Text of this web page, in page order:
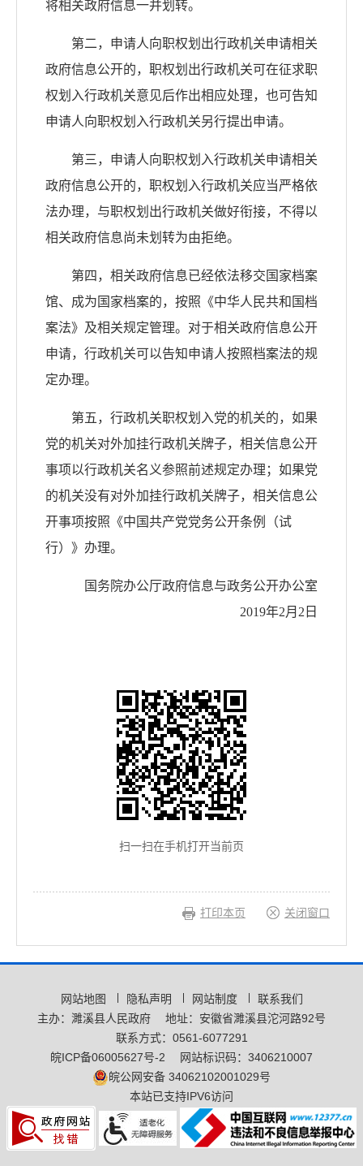
将相关政府信息一并划转。
第二，申请人向职权划出行政机关申请相关
政府信息公开的，职权划出行政机关可在征求职
权划入行政机关意见后作出相应处理，也可告知
申请人向职权划入行政机关另行提出申请。
第三，申请人向职权划入行政机关申请相关
政府信息公开的，职权划入行政机关应当严格依
法办理，与职权划出行政机关做好衔接，不得以
相关政府信息尚未划转为由拒绝。
第四，相关政府信息已经依法移交国家档案
馆、成为国家档案的，按照《中华人民共和国档
案法》及相关规定管理。对于相关政府信息公开
申请，行政机关可以告知申请人按照档案法的规
定办理。
第五，行政机关职权划入党的机关的，如果
党的机关对外加挂行政机关牌子，相关信息公开
事项以行政机关名义参照前述规定办理；如果党
的机关没有对外加挂行政机关牌子，相关信息公
开事项按照《中国共产党党务公开条例（试
行）》办理。
国务院办公厅政府信息与政务公开办公室
2019年2月2日
扫一扫在手机打开当前页
打印本页 关闭窗口
网站地图 隐私声明 网站制度
联系我们
主办：濉溪县人民政府
地址：安徽省濉溪县沱河路92号
联系方式：0561-6077291
皖ICP备06005627号-2
网站标识码：3406210007
皖公网安备 34062102001029号
本站已支持IPV6访问